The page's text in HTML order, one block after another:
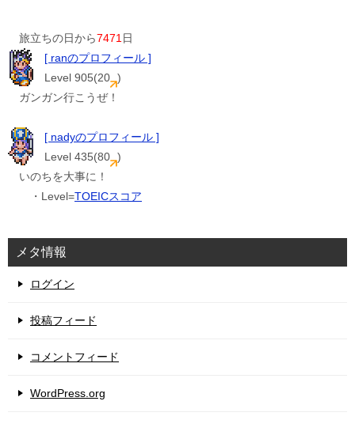
旅立ちの日から7471日
[ ranのプロフィール ]
Level 905(20 )
ガンガン行こうぜ！
[ nadyのプロフィール ]
Level 435(80 )
いのちを大事に！
・Level=TOEICスコア
メタ情報
ログイン
投稿フィード
コメントフィード
WordPress.org